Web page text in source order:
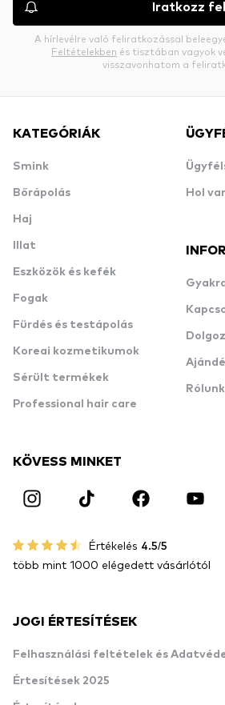
Iratkozz fel
A hírlevélre való feliratkozással
Feltételekben és tisztában vagyok
visszavonhatom a
KATEGÓRIÁK
Smink
Bőrápolás
Haj
Illat
Eszközök és kefék
Fogak
Fürdés és testápolás
Koreai kozmetikumok
Sérült termékek
Professional hair care
Hol
Rólunk
KÖVESS MINKET
Értékelés 4.5/5
több mint 1000 elégedett vásárlótól
JOGI ÉRTESÍTÉSEK
Felhasználási feltételek és
Értesítések 2025